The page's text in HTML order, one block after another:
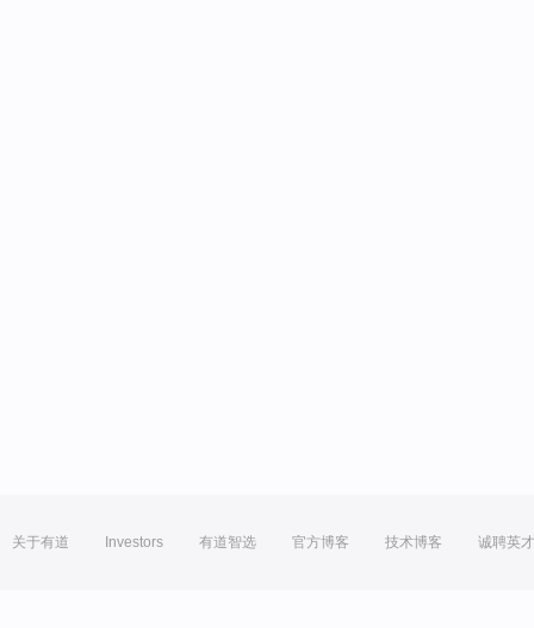
关于有道 Investors 有道智选 官方博客 技术博客 诚聘英才